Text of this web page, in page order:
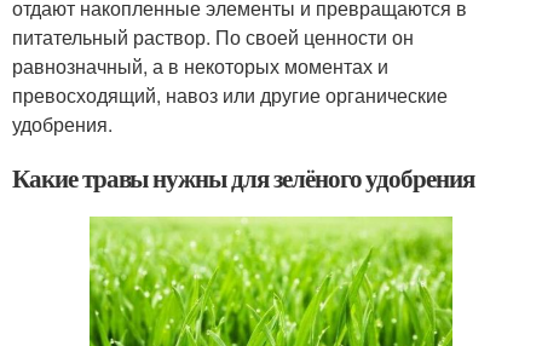
отдают накопленные элементы и превращаются в
питательный раствор. По своей ценности он
равнозначный, а в некоторых моментах и
превосходящий, навоз или другие органические
удобрения.
Какие травы нужны для зелёного удобрения